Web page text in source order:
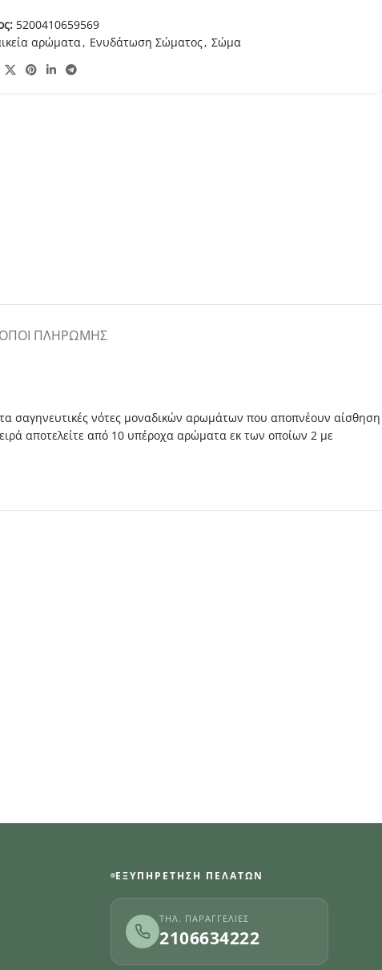
5200410659569
αρώματα, Ενυδάτωση Σώματος, Σώμα
ΠΛΗΡΩΜΉΣ
σαγηνευτικές νότες μοναδικών αρωμάτων που αποπνέουν αίσθηση
αποτελείτε από 10 υπέροχα αρώματα εκ των οποίων 2 με
ΕΞΥΠΗΡΈΤΗΣΗ ΠΕΛΑΤΏΝ
ΤΗΛ. ΠΑΡΑΓΓΕΛΊΕΣ
2106634222